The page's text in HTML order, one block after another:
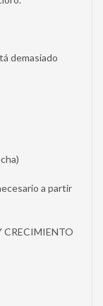
demasiado
a partir
CRECIMIENTO